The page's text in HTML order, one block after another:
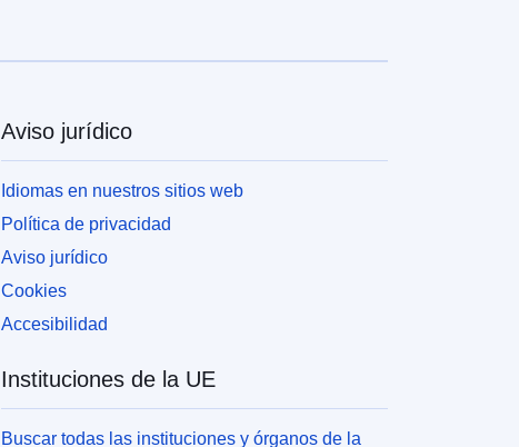
Aviso jurídico
Idiomas en nuestros sitios web
Política de privacidad
Aviso jurídico
Cookies
Accesibilidad
Instituciones de la UE
Buscar todas las instituciones y órganos de la